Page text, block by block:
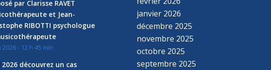
par Clarisse RAVET
et Jean-
RIBOTTI psychologue
2026 - 12 h 45 min
découvrez un cas
janvier 2026
décembre 2025
novembre 2025
octobre 2025
septembre 2025